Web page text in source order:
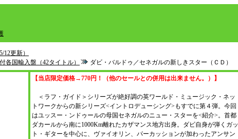
更新）
各国輸入盤（42タイトル）
ダビ・バルドゥ／セネガルの新しきスター（ＣＤ）
【当店限定価格→770円！（他のセールとの併用は出来ません。）】
＜ラフ・ガイド＞シリーズが絶好調の英ワールド・ミュージック・ネッ
トワークからの新シリーズ<イントロデューシング>もすでに第４弾。今回
はユッスー・ンドゥールの母国セネガルのニュー・スターを<紹介>。首都
ダカールから南に1000Km離れたカザマンス地方出身。ダビ自身が弾くガッ
ト・ギターを中心に、ヴァイオリン、パーカッションが加わったアンサン